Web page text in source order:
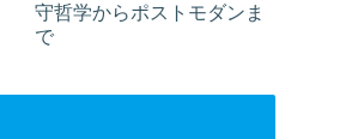
守哲学からポストモダンま
で